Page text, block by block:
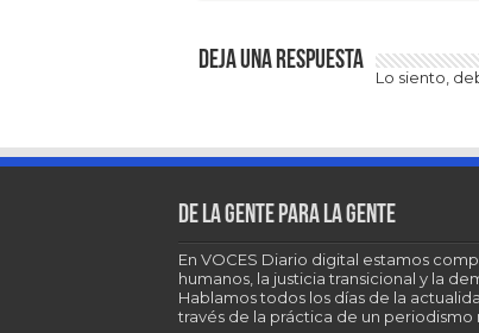
Deja una respuesta
Lo siento,
De la gente para la gente
En VOCES Diario digital estamos
humanos, la justicia transicional y la
Hablamos todos los días de la
través de la práctica de un